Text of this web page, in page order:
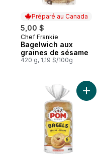
Préparé au Canada
5,00 $
Préparé au Canada
Chef Frankie
Bagelwich aux
graines de sésame
420 g, 1,19 $/100g